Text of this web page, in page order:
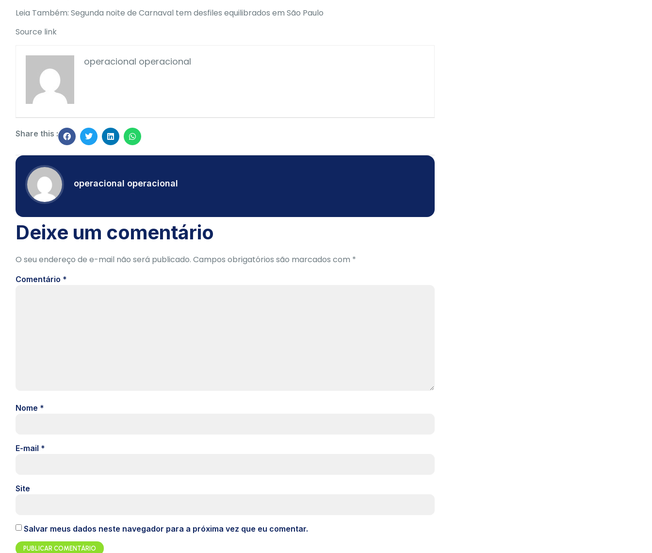
Leia Também: Segunda noite de Carnaval tem desfiles equilibrados em São Paulo
Source link
operacional operacional
Share this :
operacional operacional
Deixe um comentário
O seu endereço de e-mail não será publicado. Campos obrigatórios são marcados com *
Comentário *
Nome *
E-mail *
Site
Salvar meus dados neste navegador para a próxima vez que eu comentar.